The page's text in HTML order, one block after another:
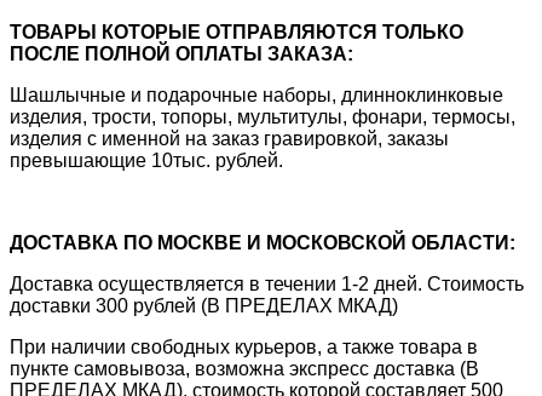
ТОВАРЫ КОТОРЫЕ ОТПРАВЛЯЮТСЯ ТОЛЬКО
ПОСЛЕ ПОЛНОЙ ОПЛАТЫ ЗАКАЗА:
Шашлычные и подарочные наборы, длинноклинковые
изделия, трости, топоры, мультитулы, фонари, термосы,
изделия с именной на заказ гравировкой, заказы
превышающие 10тыс. рублей.
ДОСТАВКА ПО МОСКВЕ И МОСКОВСКОЙ ОБЛАСТИ:
Доставка осуществляется в течении 1-2 дней. Стоимость
доставки 300 рублей (В ПРЕДЕЛАХ МКАД)
При наличии свободных курьеров, а также товара в
пункте самовывоза, возможна экспресс доставка (В
ПРЕДЕЛАХ МКАД), стоимость которой составляет 500